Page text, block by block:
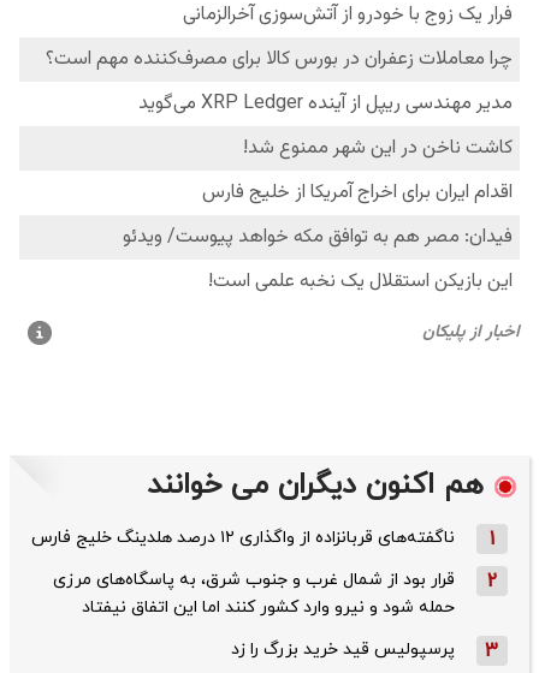
هم اکنون دیگران می خوانند
1 ناگفته‌های قربانزاده از واگذاری ۱۲ درصد هلدینگ خلیج فارس
2
قرار بود از شمال ‌غرب و جنوب‌ شرق، به پاسگاه‌های مرزی
حمله شود و نیرو وارد کشور کنند اما این اتفاق نیفتاد
3 پرسپولیس قید خرید بزرگ را زد